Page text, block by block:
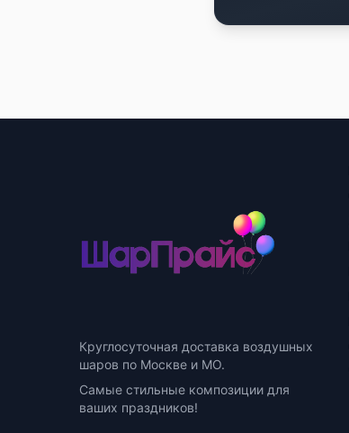
Круглосуточная доставка воздушных
шаров по Москве и МО.
Самые стильные композиции для
ваших праздников!